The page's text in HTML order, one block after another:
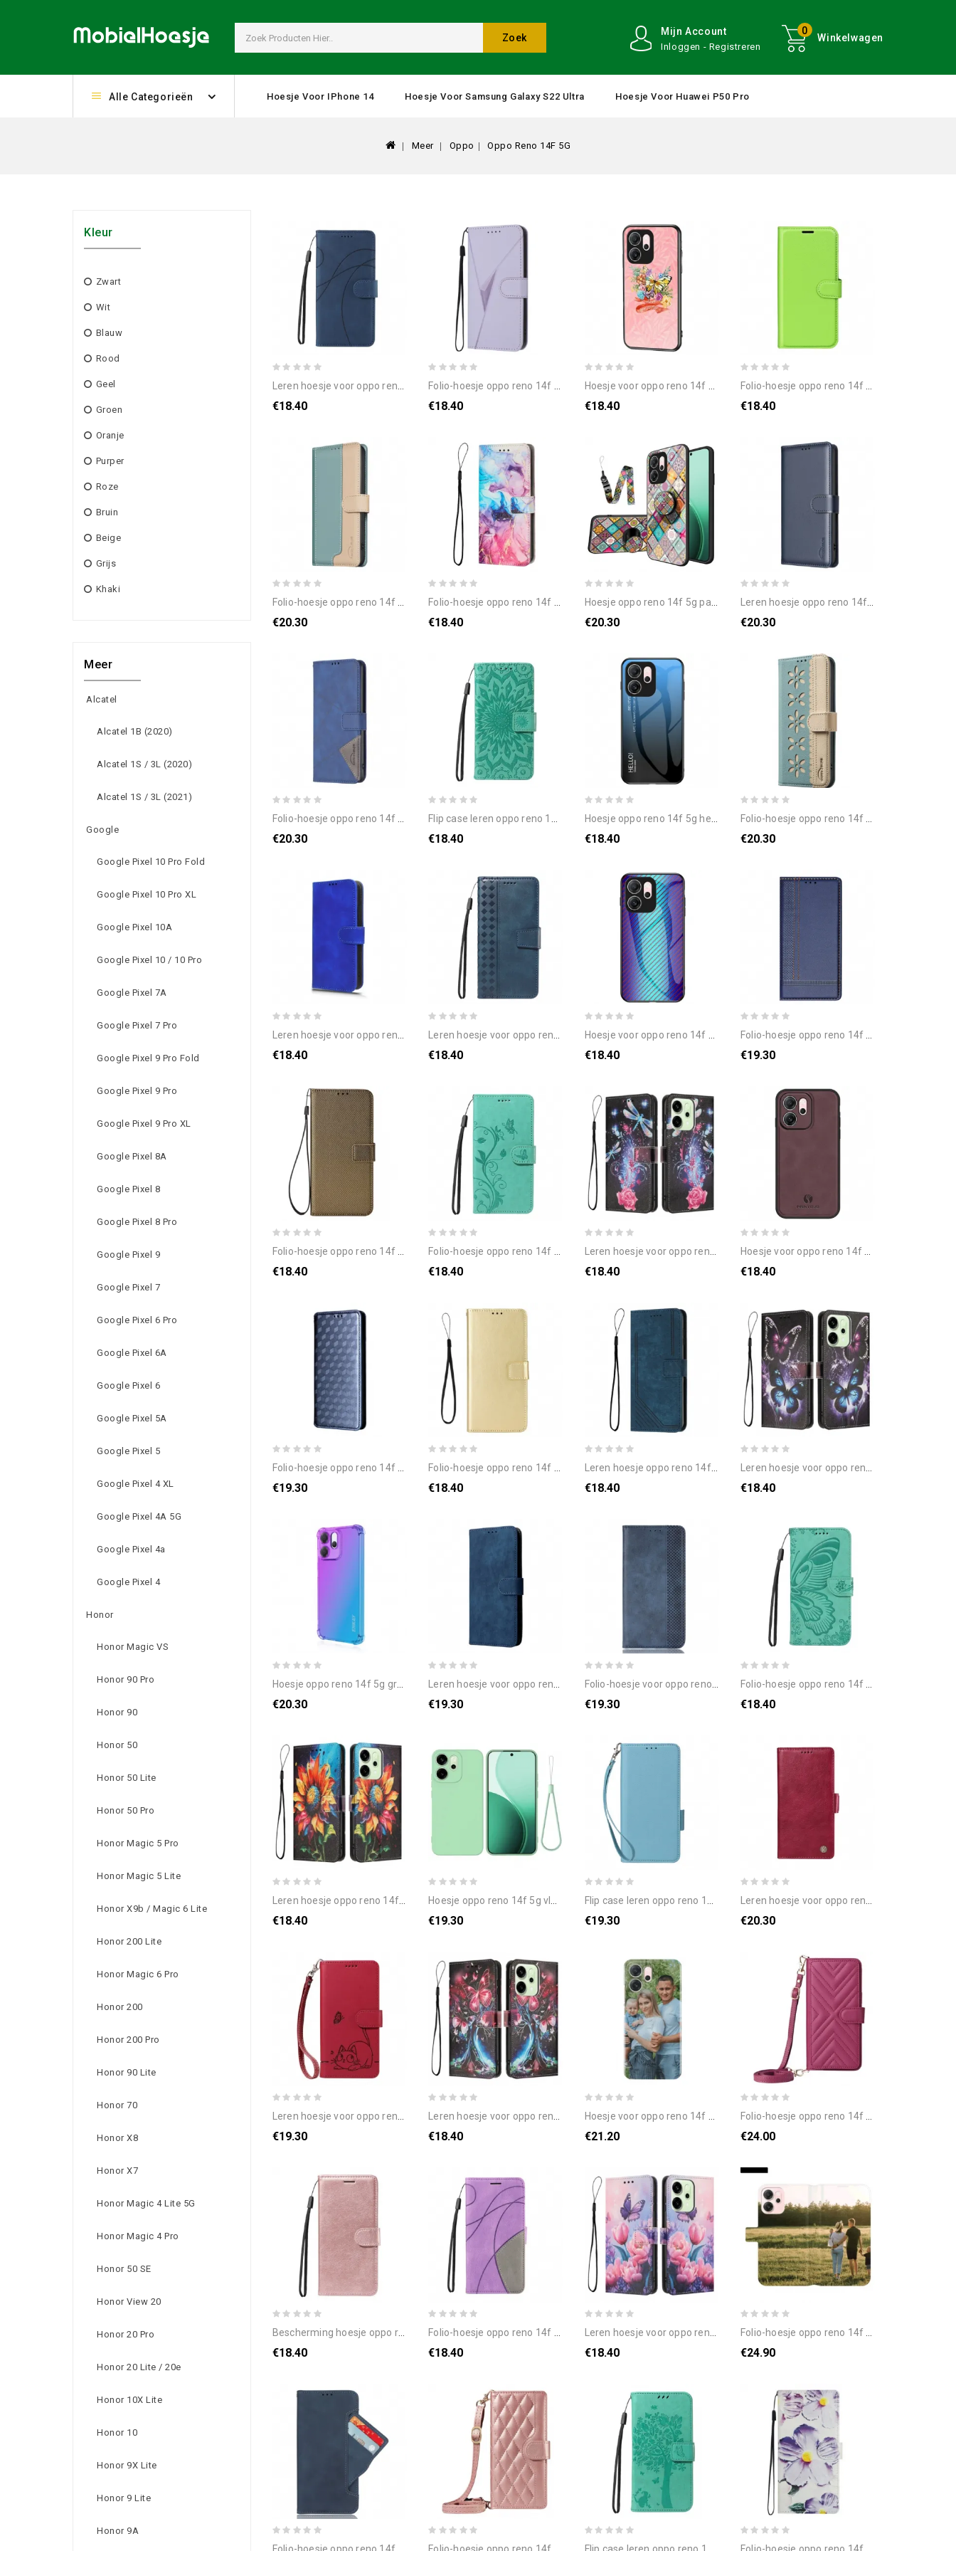
Winkelwagen
0
Mijn Account
Inloggen - Registreren
Zoek
Alle Categorieën Hoesje Voor IPhone 14 Hoesje Voor Samsung Galaxy S22 Ultra Hoesje Voor Huawei P50 Pro
Meer Oppo Oppo Reno 14F 5G
Kleur
Zwart
Wit
Blauw
Rood
Geel
Groen
Oranje
Purper
Roze
Bruin
Beige
Grijs
Khaki
Meer
Alcatel
Alcatel 1B (2020)
Alcatel 1S / 3L (2020)
Alcatel 1S / 3L (2021)
Google
Google Pixel 10 Pro Fold
Google Pixel 10 Pro XL
Google Pixel 10A
Google Pixel 10 / 10 Pro
Google Pixel 7A
Google Pixel 7 Pro
Google Pixel 9 Pro Fold
Google Pixel 9 Pro
Google Pixel 9 Pro XL
Google Pixel 8A
Google Pixel 8
Google Pixel 8 Pro
Google Pixel 9
Google Pixel 7
Google Pixel 6 Pro
Google Pixel 6A
Google Pixel 6
Google Pixel 5A
Google Pixel 5
Google Pixel 4 XL
Google Pixel 4A 5G
Google Pixel 4a
Google Pixel 4
Honor
Honor Magic VS
Honor 90 Pro
Honor 90
Honor 50
Honor 50 Lite
Honor 50 Pro
Honor Magic 5 Pro
Honor Magic 5 Lite
Honor X9b / Magic 6 Lite
Honor 200 Lite
Honor Magic 6 Pro
Honor 200
Honor 200 Pro
Honor 90 Lite
Honor 70
Honor X8
Honor X7
Honor Magic 4 Lite 5G
Honor Magic 4 Pro
Honor 50 SE
Honor View 20
Honor 20 Pro
Honor 20 Lite / 20e
Honor 10X Lite
Honor 10
Honor 9X Lite
Honor 9 Lite
Honor 9A
leren hoesje voor oppo reno 14f 5g golvend
€18.40
folio-hoesje oppo reno 14f 5g telefoonhoesje driehoekspatroon
€18.40
hoesje voor oppo reno 14f 5g vlinder gehard glas
€18.40
folio-hoesje oppo reno 14f 5g telefoonhoesje lychee kunstleer
€18.40
folio-hoesje oppo reno 14f 5g telefoonhoesje tweekleurige binfen-kleur
€20.30
folio-hoesje oppo reno 14f 5g telefoonhoesje marmer
€18.40
hoesje oppo reno 14f 5g patchwork standaard en draagkoord
€20.30
leren hoesje oppo reno 14f 5g binfen-kleur bescherming hoesje
€20.30
folio-hoesje oppo reno 14f 5g telefoonhoesje geometrische binfen-kleur
€20.30
flip case leren oppo reno 14f 5g opvallende mandala
€18.40
hoesje oppo reno 14f 5g hello gehard glas
€18.40
folio-hoesje oppo reno 14f 5g telefoonhoesje bloemenprint (binfen-kleur)
€20.30
leren hoesje voor oppo reno 14f 5g suède effect
€18.40
leren hoesje voor oppo reno 14f 5g diamanten rand
€18.40
hoesje voor oppo reno 14f 5g gehard glas met koolstofvezel
€18.40
folio-hoesje oppo reno 14f 5g geruit patroon bescherming hoesje
€19.30
folio-hoesje oppo reno 14f 5g diamantpatroon
€18.40
folio-hoesje oppo reno 14f 5g telefoonhoesje kleine bloemen
€18.40
leren hoesje voor oppo reno 14f 5g libellen
€18.40
hoesje voor oppo reno 14f 5g annyojo
€18.40
folio-hoesje oppo reno 14f 5g telefoonhoesje diamantpatroon
€19.30
folio-hoesje oppo reno 14f 5g opvallend kunstleer
€18.40
leren hoesje oppo reno 14f 5g retro ontwerp bescherming hoesje
€18.40
leren hoesje voor oppo reno 14f 5g vlinders
€18.40
hoesje oppo reno 14f 5g gradient enkay
€20.30
leren hoesje voor oppo reno 14f 5g rfid-bescherming suède-effect met riempje
€19.30
folio-hoesje voor oppo reno 14f 5g vintage rand
€19.30
folio-hoesje oppo reno 14f 5g telefoonhoesje vlinderontwerp
€18.40
leren hoesje oppo reno 14f 5g zonnebloempatroon
€18.40
hoesje oppo reno 14f 5g vloeibare siliconen met draagkoord
€19.30
flip case leren oppo reno 14f 5g draagkoord van imitatieleer
€19.30
leren hoesje voor oppo reno 14f 5g vintage yikatu
€20.30
leren hoesje voor oppo reno 14f 5g kat
€19.30
leren hoesje voor oppo reno 14f 5g vlinder afdrukken
€18.40
hoesje voor oppo reno 14f 5g retro
€21.20
folio-hoesje oppo reno 14f 5g telefoonhoesje premium design met schouderband en draagkoord
€24.00
bescherming hoesje oppo reno 14f 5g effen met riempje
€18.40
folio-hoesje oppo reno 14f 5g telefoonhoesje tweekleurige golvende lijn
€18.40
leren hoesje voor oppo reno 14f 5g floralie
€18.40
folio-hoesje oppo reno 14f 5g telefoonhoesje elegant
€24.90